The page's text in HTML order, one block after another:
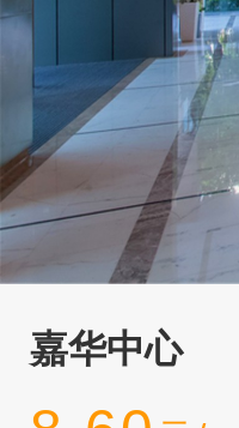
嘉华中心